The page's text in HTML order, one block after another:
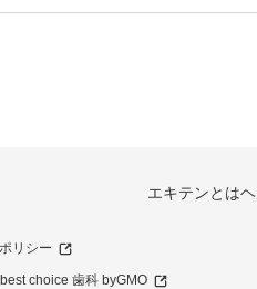
エキテンとは
リシー
best choice 歯科 byGMO